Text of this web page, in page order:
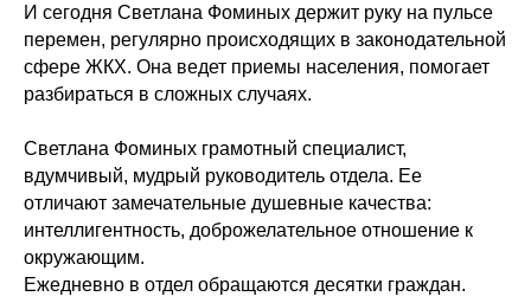
И сегодня Светлана Фоминых держит руку на пульсе
перемен, регулярно происходящих в законодательной
сфере ЖКХ. Она ведет приемы населения, помогает
разбираться в сложных случаях.
Светлана Фоминых грамотный специалист,
вдумчивый, мудрый руководитель отдела. Ее
отличают замечательные душевные качества:
интеллигентность, доброжелательное отношение к
окружающим.
Ежедневно в отдел обращаются десятки граждан.